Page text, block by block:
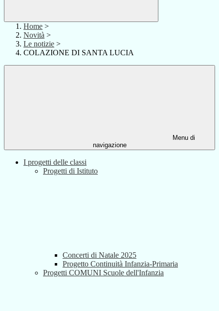
Home >
Novità >
Le notizie >
COLAZIONE DI SANTA LUCIA
Menu di
navigazione
I progetti delle classi
Progetti di Istituto
Concerti di Natale 2025
Progetto Continuità Infanzia-Primaria
Progetti COMUNI Scuole dell'Infanzia